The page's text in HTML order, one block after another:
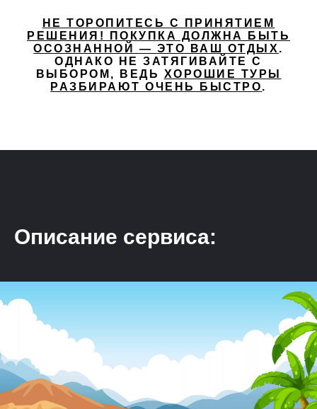
НЕ ТОРОПИТЕСЬ С ПРИНЯТИЕМ
РЕШЕНИЯ! ПОКУПКА ДОЛЖНА БЫТЬ
ОСОЗНАННОЙ — ЭТО ВАШ ОТДЫХ .
ОДНАКО НЕ ЗАТЯГИВАЙТЕ С
ВЫБОРОМ, ВЕДЬ ХОРОШИЕ ТУРЫ
РАЗБИРАЮТ ОЧЕНЬ БЫСТРО.
Описание сервиса: